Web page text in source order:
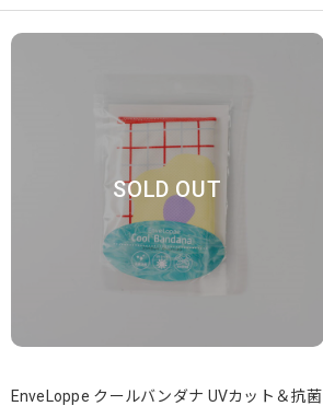
SOLD OUT
EnveLoppe クールバンダナ UVカット＆抗菌